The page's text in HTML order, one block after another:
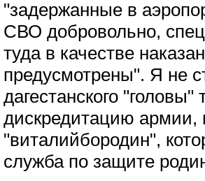
"задержанные в
СВО добровольно,
туда в качестве
предусмотрены". Я не
дагестанского
дискредитацию армии,
"виталийбородин",
служба по защите